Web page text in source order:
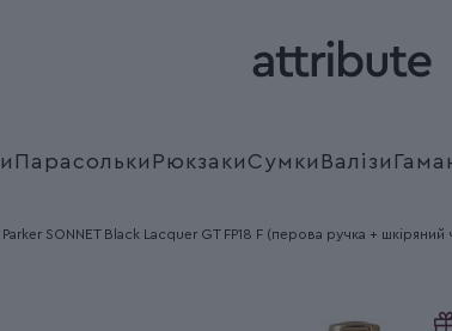
Парасольки Рюкзаки Сумки Валізи
Parker SONNET Black Lacquer GT FP18 F (перова ручка +